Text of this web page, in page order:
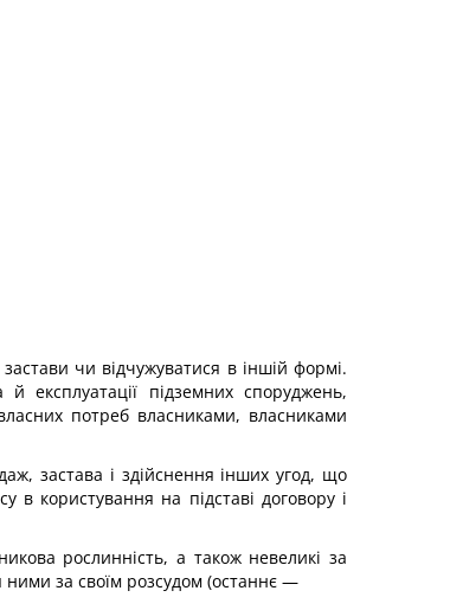
чи відчужуватися в іншій формі.
експлуатації підземних споруджень,
потреб власниками, власниками
застава і здійснення інших угод, що
в користування на підставі договору і
рослинність, а також невеликі за
ними за своїм розсудом (останнє —